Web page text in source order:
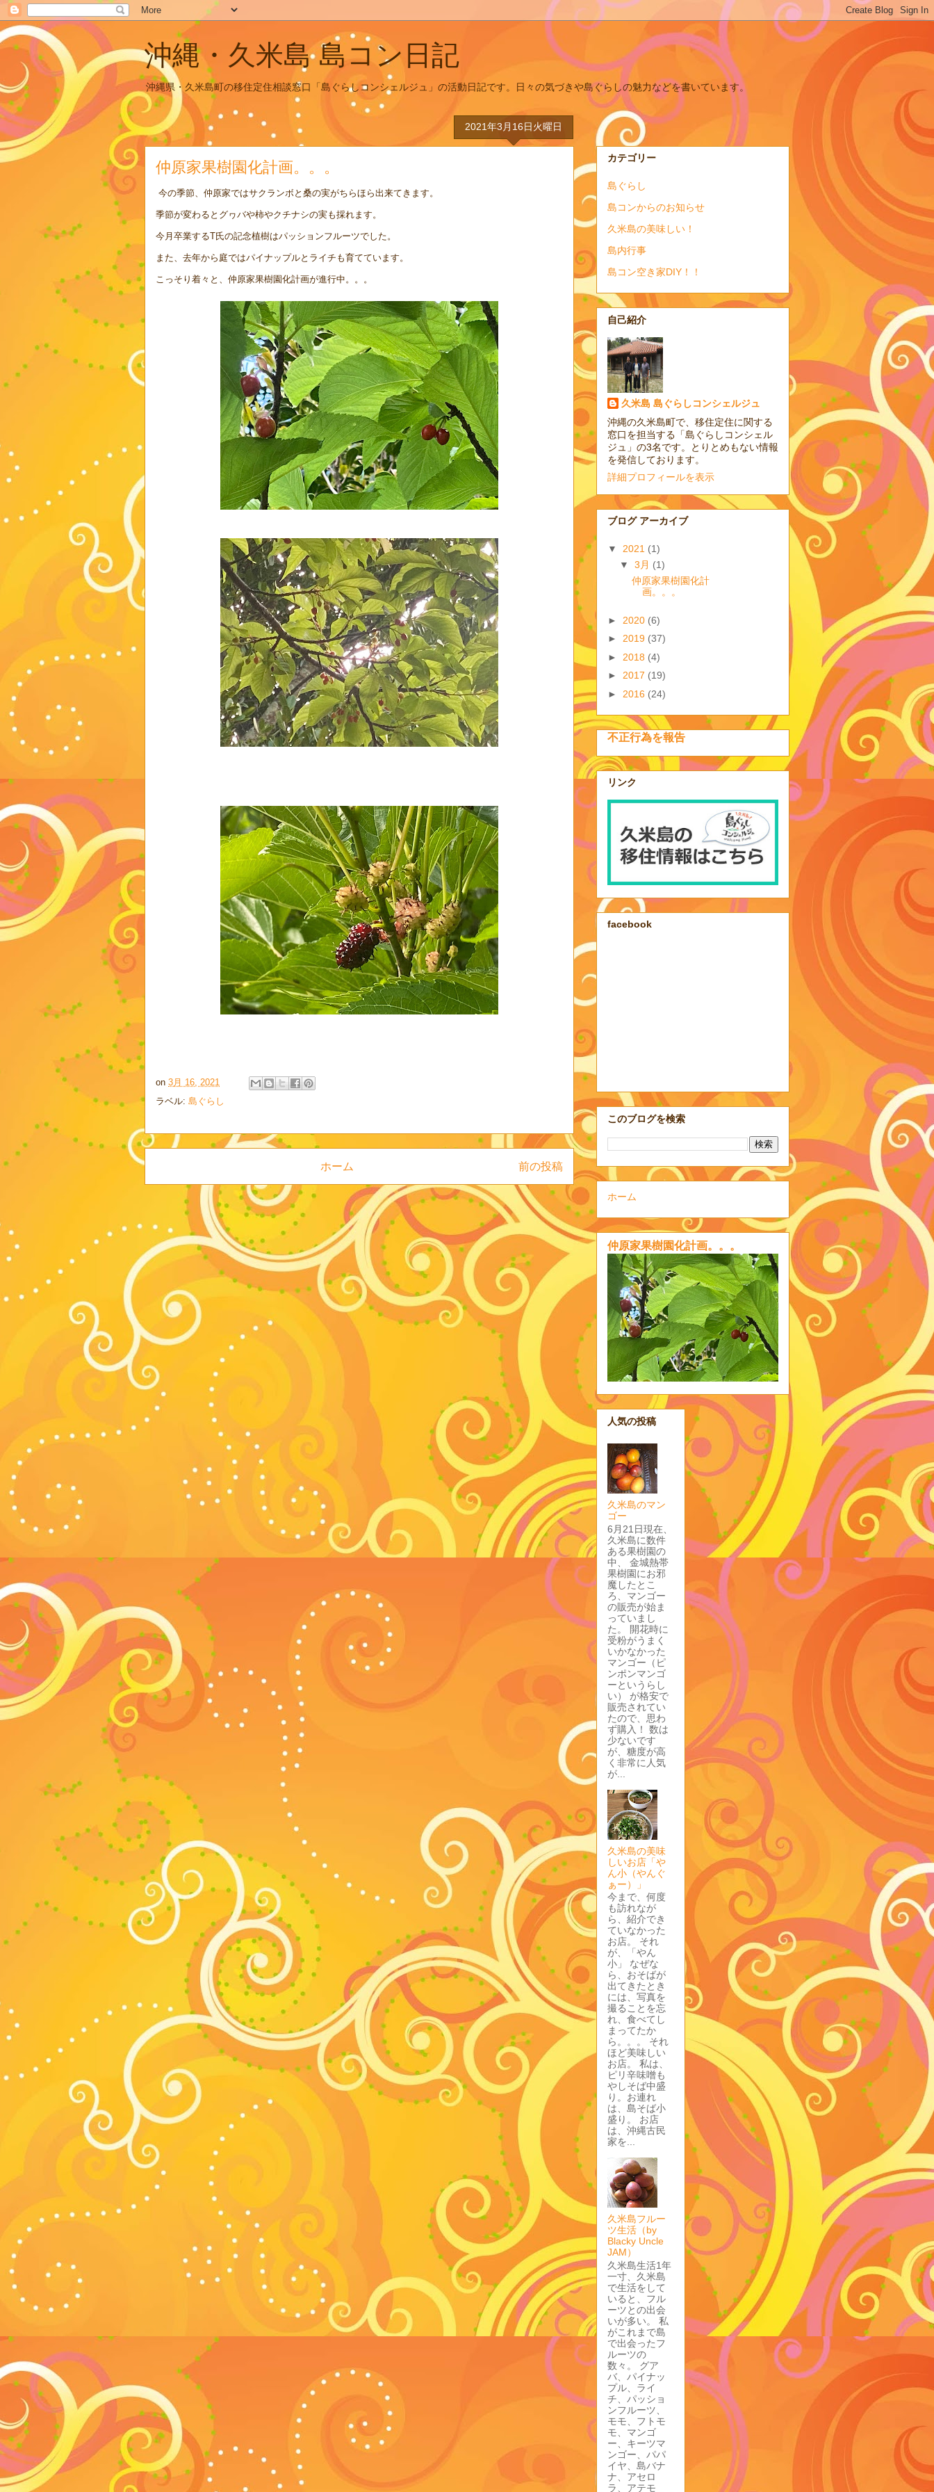
沖縄・久米島 島コン日記
沖縄県・久米島町の移住定住相談窓口「島ぐらしコンシェルジュ」の活動日記です。日々の気づきや島ぐらしの魅力などを書いています。
2021年3月16日火曜日
仲原家果樹園化計画。。。
今の季節、仲原家ではサクランボと桑の実がちらほら出来てきます。
季節が変わるとグヮバや柿やクチナシの実も採れます。
今月卒業するT氏の記念植樹はパッションフルーツでした。
また、去年から庭ではパイナップルとライチも育てています。
こっそり着々と、仲原家果樹園化計画が進行中。。。
on 3月 16, 2021
ラベル: 島ぐらし
前の投稿
ホーム
カテゴリー
島ぐらし
島コンからのお知らせ
久米島の美味しい！
島内行事
島コン空き家DIY！！
自己紹介
久米島 島ぐらしコンシェルジュ
沖縄の久米島町で、移住定住に関する
窓口を担当する「島ぐらしコンシェル
ジュ」の3名です。とりとめもない情報
を発信しております。
詳細プロフィールを表示
ブログ アーカイブ
▼ 2021 (1)
▼ 3月 (1)
仲原家果樹園化計
画。。。
► 2020 (6)
► 2019 (37)
► 2018 (4)
► 2017 (19)
► 2016 (24)
不正行為を報告
リンク
facebook
このブログを検索
ホーム
仲原家果樹園化計画。。。
人気の投稿
久米島のマン
ゴー
6月21日現在、
久米島に数件
ある果樹園の
中、 金城熱帯
果樹園にお邪
魔したとこ
ろ、マンゴー
の販売が始ま
っていまし
た。 開花時に
受粉がうまく
いかなかった
マンゴー（ピ
ンポンマンゴ
ーというらし
い） が格安で
販売されてい
たので、思わ
ず購入！ 数は
少ないです
が、糖度が高
く非常に人気
が...
久米島の美味
しいお店「や
ん小（やんぐ
ぁー）」
今まで、何度
も訪れなが
ら、紹介でき
ていなかった
お店。 それ
が、「やん
小」 なぜな
ら、おそばが
出てきたとき
には、写真を
撮ることを忘
れ、食べてし
まってたか
ら。。。 それ
ほど美味しい
お店。 私は、
ピリ辛味噌も
やしそば中盛
り。お連れ
は、島そば小
盛り。 お店
は、沖縄古民
家を...
久米島フルー
ツ生活（by
Blacky Uncle
JAM）
久米島生活1年
一寸、久米島
で生活をして
いると、フル
ーツとの出会
いが多い。 私
がこれまで島
で出会ったフ
ルーツの
数々。 グア
バ、パイナッ
プル、ライ
チ、パッショ
ンフルーツ、
モモ、フトモ
モ、マンゴ
ー、キーツマ
ンゴー、パパ
イヤ、島バナ
ナ、アセロ
ラ、アテモ